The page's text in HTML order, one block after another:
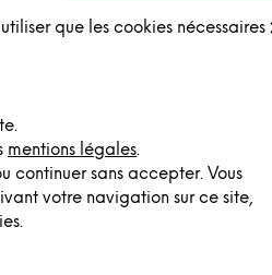
que les cookies nécessaires
mentions légales.
continuer sans accepter. Vous
votre navigation sur ce site,